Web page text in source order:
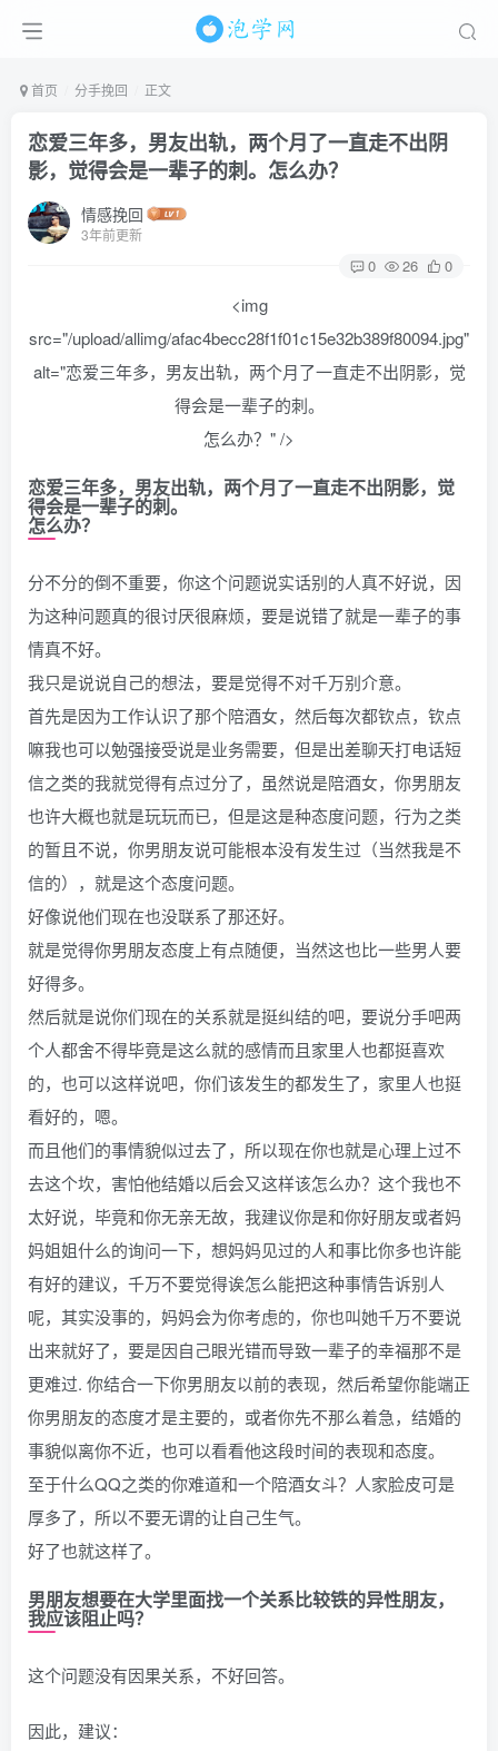
首页 分手挽回 正文
恋爱三年多，男友出轨，两个月了一直走不出阴
影，觉得会是一辈子的刺。怎么办？
情感挽回
3年前更新
0 26 0
<img
src="/upload/allimg/afac4becc28f1f01c15e32b389f80094.jpg"
alt="恋爱三年多，男友出轨，两个月了一直走不出阴影，觉
得会是一辈子的刺。
怎么办？" />
恋爱三年多，男友出轨，两个月了一直走不出阴影，觉
得会是一辈子的刺。
怎么办？
分不分的倒不重要，你这个问题说实话别的人真不好说，因
为这种问题真的很讨厌很麻烦，要是说错了就是一辈子的事
情真不好。
我只是说说自己的想法，要是觉得不对千万别介意。
首先是因为工作认识了那个陪酒女，然后每次都钦点，钦点
嘛我也可以勉强接受说是业务需要，但是出差聊天打电话短
信之类的我就觉得有点过分了，虽然说是陪酒女，你男朋友
也许大概也就是玩玩而已，但是这是种态度问题，行为之类
的暂且不说，你男朋友说可能根本没有发生过（当然我是不
信的），就是这个态度问题。
好像说他们现在也没联系了那还好。
就是觉得你男朋友态度上有点随便，当然这也比一些男人要
好得多。
然后就是说你们现在的关系就是挺纠结的吧，要说分手吧两
个人都舍不得毕竟是这么就的感情而且家里人也都挺喜欢
的，也可以这样说吧，你们该发生的都发生了，家里人也挺
看好的，嗯。
而且他们的事情貌似过去了，所以现在你也就是心理上过不
去这个坎，害怕他结婚以后会又这样该怎么办？这个我也不
太好说，毕竟和你无亲无故，我建议你是和你好朋友或者妈
妈姐姐什么的询问一下，想妈妈见过的人和事比你多也许能
有好的建议，千万不要觉得诶怎么能把这种事情告诉别人
呢，其实没事的，妈妈会为你考虑的，你也叫她千万不要说
出来就好了，要是因自己眼光错而导致一辈子的幸福那不是
更难过. 你结合一下你男朋友以前的表现，然后希望你能端正
你男朋友的态度才是主要的，或者你先不那么着急，结婚的
事貌似离你不近，也可以看看他这段时间的表现和态度。
至于什么QQ之类的你难道和一个陪酒女斗？人家脸皮可是
厚多了，所以不要无谓的让自己生气。
好了也就这样了。
男朋友想要在大学里面找一个关系比较铁的异性朋友，
我应该阻止吗？
这个问题没有因果关系，不好回答。
因此，建议：